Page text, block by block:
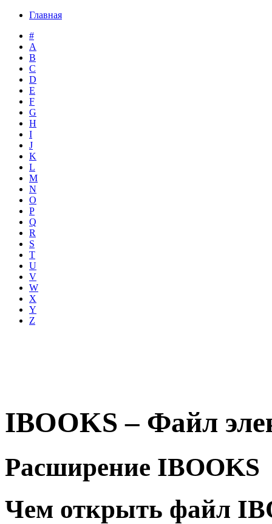
Главная
#
A
B
C
D
E
F
G
H
I
J
K
L
M
N
O
P
Q
R
S
T
U
V
W
X
Y
Z
IBOOKS – Файл
Расширение IBOOKS
Чем открыть файл